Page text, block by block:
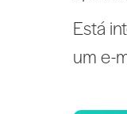
Está
um e-